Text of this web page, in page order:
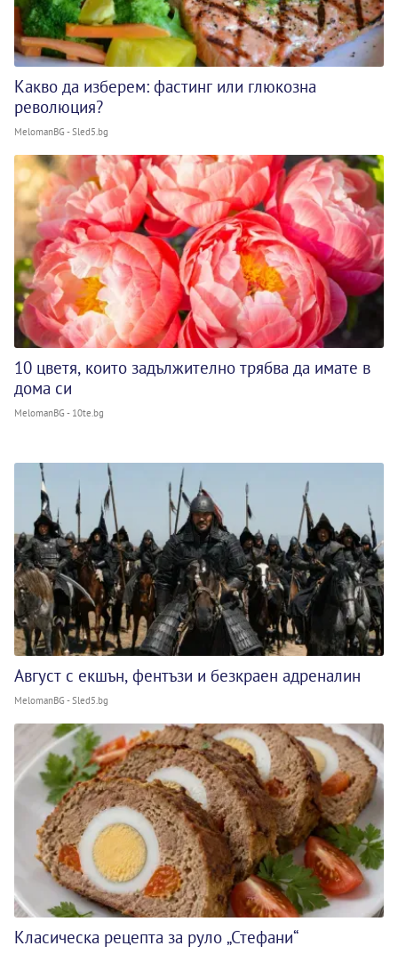
Какво да изберем: фастинг или глюкозна
революция?
MelomanBG - Sled5.bg
10 цветя, които задължително трябва да имате в
дома си
MelomanBG - 10te.bg
Август с екшън, фентъзи и безкраен адреналин
MelomanBG - Sled5.bg
Класическа рецепта за руло „Стефани“